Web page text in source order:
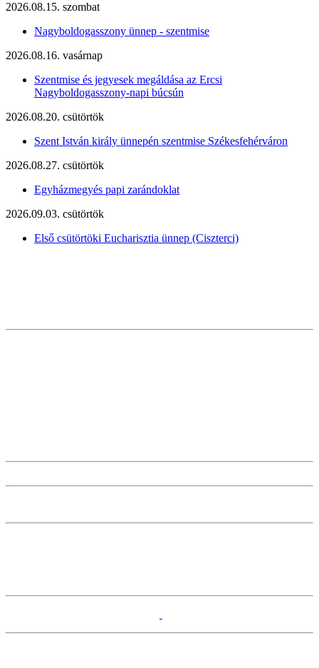
2026.08.15. szombat
Nagyboldogasszony ünnep - szentmise
2026.08.16. vasárnap
Szentmise és jegyesek megáldása az Ercsi
Nagyboldogasszony-napi búcsún
2026.08.20. csütörtök
Szent István király ünnepén szentmise Székesfehérváron
2026.08.27. csütörtök
Egyházmegyés papi zarándoklat
2026.09.03. csütörtök
Első csütörtöki Eucharisztia ünnep (Ciszterci)